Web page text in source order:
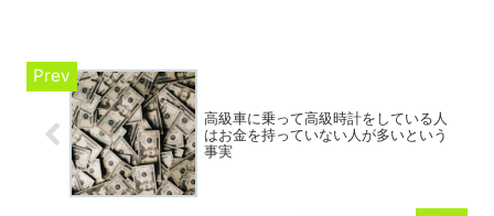
高級車に乗って高級時計をしている人
はお金を持っていない人が多いという
事実